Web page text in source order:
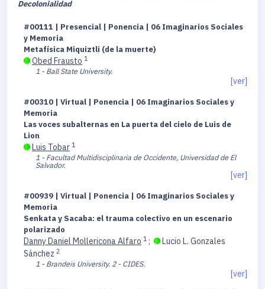
Decolonialidad
#00111 | Presencial | Ponencia | 06 Imaginarios Sociales
y Memoria
Metafísica Miquiztli (de la muerte)
Obed Frausto 1
1 - Ball State University.
[ver]
#00310 | Virtual | Ponencia | 06 Imaginarios Sociales y
Memoria
Las voces subalternas en La puerta del cielo de Luis de
Lion
Luis Tobar 1
1 - Facultad Multidisciplinaria de Occidente, Universidad de El
Salvador.
[ver]
#00939 | Virtual | Ponencia | 06 Imaginarios Sociales y
Memoria
Senkata y Sacaba: el trauma colectivo en un escenario
polarizado
Danny Daniel Mollericona Alfaro 1 ;
Lucio L. Gonzales
Sánchez 2
1 - Brandeis University. 2 - CIDES.
[ver]